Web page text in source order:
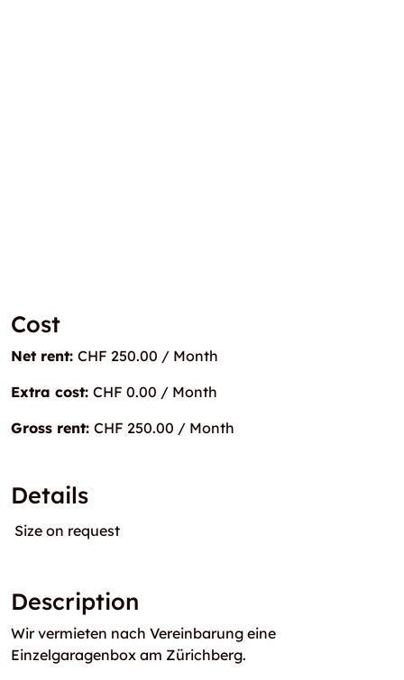
Cost
Net rent: CHF 250.00 / Month
Extra cost: CHF 0.00 / Month
Gross rent: CHF 250.00 / Month
Details
Size on request
Description
Wir vermieten nach Vereinbarung eine
Einzelgaragenbox am Zürichberg.